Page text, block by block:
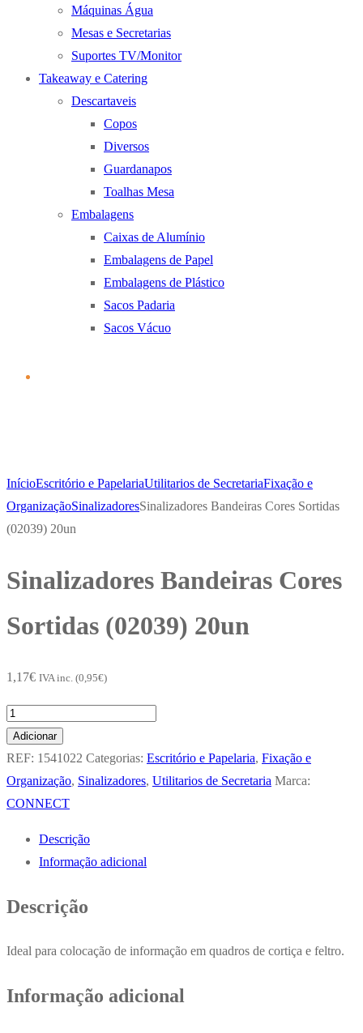
Máquinas Água
Mesas e Secretarias
Suportes TV/Monitor
Takeaway e Catering
Descartaveis
Copos
Diversos
Guardanapos
Toalhas Mesa
Embalagens
Caixas de Alumínio
Embalagens de Papel
Embalagens de Plástico
Sacos Padaria
Sacos Vácuo
InícioEscritório e PapelariaUtilitarios de SecretariaFixação e
OrganizaçãoSinalizadoresSinalizadores Bandeiras Cores Sortidas
(02039) 20un
Sinalizadores Bandeiras Cores
Sortidas (02039) 20un
1,17€ IVA inc. (0,95€)
Quantidade
de
Sinalizadores
Bandeiras
Cores
(02039)
Adicionar
REF: 1541022 Categorias: Escritório e Papelaria, Fixação e
Organização, Sinalizadores, Utilitarios de Secretaria Marca:
CONNECT
Descrição
Informação adicional
Descrição
Ideal para colocação de informação em quadros de cortiça e feltro.
Informação adicional